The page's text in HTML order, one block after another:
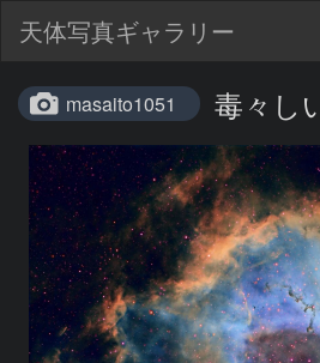
天体写真ギャラリー
masaito1051 毒々し